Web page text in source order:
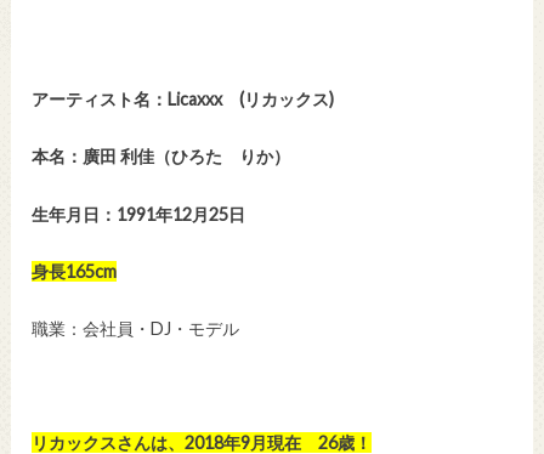
アーティスト名：Licaxxx (リカックス)
本名：廣田 利佳（ひろた りか）
生年月日：1991年12月25日
身長165cm
職業：会社員・DJ・モデル
リカックスさんは、2018年9月現在 26歳！